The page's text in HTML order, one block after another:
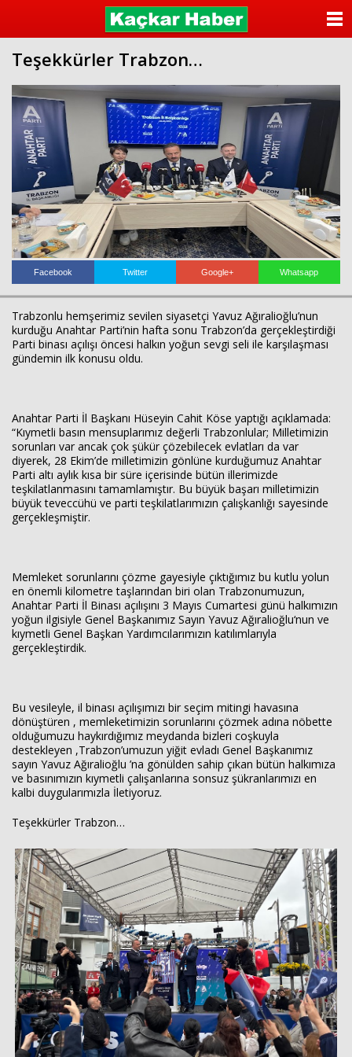
Teşekkürler Trabzon…
Facebook Twitter Google+ Whatsapp
Trabzonlu hemşerimiz sevilen siyasetçi Yavuz Ağıralioğlu’nun
kurduğu Anahtar Parti’nin hafta sonu Trabzon’da gerçekleştirdiği
Parti binası açılışı öncesi halkın yoğun sevgi seli ile karşılaşması
gündemin ilk konusu oldu.
Anahtar Parti İl Başkanı Hüseyin Cahit Köse yaptığı açıklamada:
“Kıymetli basın mensuplarımız değerli Trabzonlular; Milletimizin
sorunları var ancak çok şükür çözebilecek evlatları da var
diyerek, 28 Ekim’de milletimizin gönlüne kurduğumuz Anahtar
Parti altı aylık kısa bir süre içerisinde bütün illerimizde
teşkilatlanmasını tamamlamıştır. Bu büyük başarı milletimizin
büyük teveccühü ve parti teşkilatlarımızın çalışkanlığı sayesinde
gerçekleşmiştir.
Memleket sorunlarını çözme gayesiyle çıktığımız bu kutlu yolun
en önemli kilometre taşlarından biri olan Trabzonumuzun,
Anahtar Parti İl Binası açılışını 3 Mayıs Cumartesi günü halkımızın
yoğun ilgisiyle Genel Başkanımız Sayın Yavuz Ağıralioğlu‘nun ve
kıymetli Genel Başkan Yardımcılarımızın katılımlarıyla
gerçekleştirdik.
Bu vesileyle, il binası açılışımızı bir seçim mitingi havasına
dönüştüren , memleketimizin sorunlarını çözmek adına nöbette
olduğumuzu haykırdığımız meydanda bizleri coşkuyla
destekleyen ,Trabzon’umuzun yiğit evladı Genel Başkanımız
sayın Yavuz Ağıralioğlu ’na gönülden sahip çıkan bütün halkımıza
ve basınımızın kıymetli çalışanlarına sonsuz şükranlarımızı en
kalbi duygularımızla İletiyoruz.
Teşekkürler Trabzon…
ANASAYFA
YAZARLAR
ANKETLER
FOTO GALERİ
VİDEO GALERİ
KÜNYE
Haberin Doğru Adresi.